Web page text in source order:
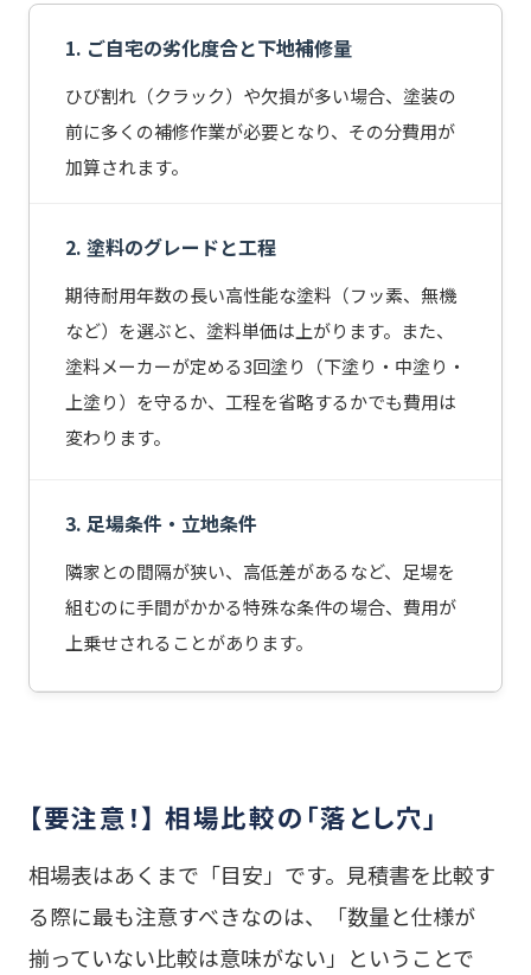
1. ご自宅の劣化度合と下地補修量
ひび割れ（クラック）や欠損が多い場合、塗装の
前に多くの補修作業が必要となり、その分費用が
加算されます。
2. 塗料のグレードと工程
期待耐用年数の長い高性能な塗料（フッ素、無機
など）を選ぶと、塗料単価は上がります。また、
塗料メーカーが定める3回塗り（下塗り・中塗り・
上塗り）を守るか、工程を省略するかでも費用は
変わります。
3. 足場条件・立地条件
隣家との間隔が狭い、高低差があるなど、足場を
組むのに手間がかかる特殊な条件の場合、費用が
上乗せされることがあります。
【要注意！】 相場比較の「落とし穴」
相場表はあくまで「目安」です。見積書を比較す
る際に最も注意すべきなのは、「数量と仕様が
揃っていない比較は意味がない」ということで